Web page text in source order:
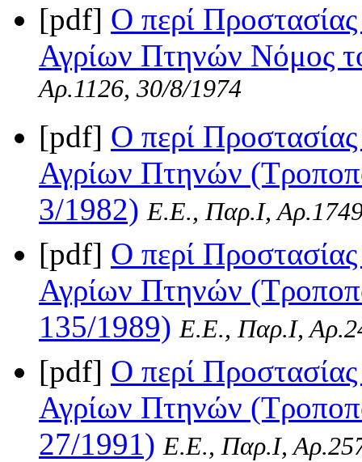
[pdf] Ο περί
Αγρίων Πτηνών Νόμος
Αρ.1126, 30/8/1974
[pdf] Ο περί
Αγρίων Πτηνών
3/1982) Ε.Ε., Παρ.Ι,
[pdf] Ο περί
Αγρίων Πτηνών
135/1989) Ε.Ε., Παρ.Ι,
[pdf] Ο περί
Αγρίων Πτηνών
27/1991) Ε.Ε., Παρ.Ι,